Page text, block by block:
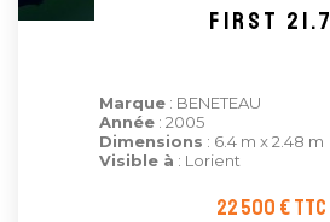
FIRST 21.7
Marque: BENETEAU
Année: 2005
Dimensions : 6.4 m x 2.48 m
Visible à : Lorient
22 500 € TTC